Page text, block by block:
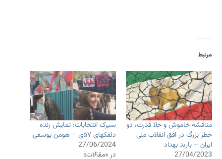
مرتبط
مناقشه خاموش و خلا قدرت، دو
خطر بزرگ در افق انقلاب ملی
ایران – باربد بهداد
27/04/2023
سیرک انتخابات؛ نمایش زنده
دلقکهای ۵۷ی – هومن یوسفی
27/06/2024
در «مقالات»